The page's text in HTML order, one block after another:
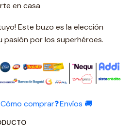
en casa
Este buzo es la elección
por los superhéroes.
Cómo comprar❓Envíos 🚚